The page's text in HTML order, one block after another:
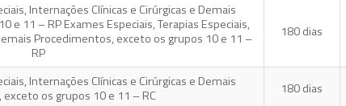
Internações Clínicas e Cirúrgicas e Demais
e 11 – RP Exames Especiais, Terapias Especiais,
Procedimentos, exceto os grupos 10 e 11 –
RP
180 dias
Internações Clínicas e Cirúrgicas e Demais
os grupos 10 e 11 – RC
180 dias